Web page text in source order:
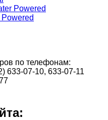
Powered
по телефонам:
633-07-10, 633-07-11